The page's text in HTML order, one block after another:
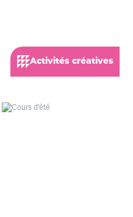
Activités créatives